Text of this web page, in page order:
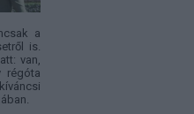
a
is.
van,
régóta